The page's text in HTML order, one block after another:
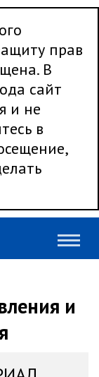
прав
В
сайт
и не
в
и